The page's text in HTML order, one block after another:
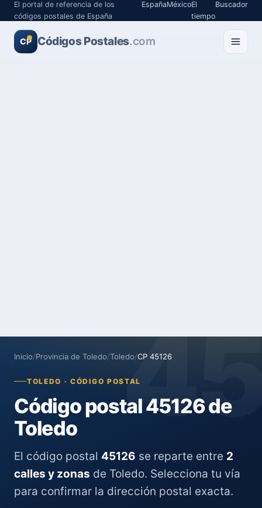
El portal de referencia de los
códigos postales de España
EspañaMéxicoEl
tiempo
Buscador
CP Códigos Postales.com
Inicio/Provincia de Toledo/Toledo/CP 45126
TOLEDO · CÓDIGO POSTAL
Código postal 45126 de
Toledo
El código postal 45126 se reparte entre 2
calles y zonas de Toledo. Selecciona tu vía
para confirmar la dirección postal exacta.